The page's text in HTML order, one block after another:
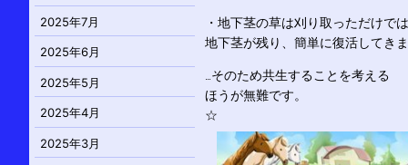
・地下茎の草は刈り取っただけでは
地下茎が残り、簡単に復活してきま
…そのため共生することを考える
ほうが無難です。
☆
2025年7月
2025年6月
2025年5月
2025年4月
2025年3月